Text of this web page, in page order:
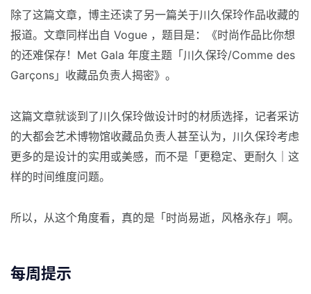
除了这篇文章，博主还读了另一篇关于川久保玲作品收藏的
报道。文章同样出自 Vogue ，题目是：《时尚作品比你想
的还难保存！Met Gala 年度主题「川久保玲/Comme des
Garçons」收藏品负责人揭密》。
这篇文章就谈到了川久保玲做设计时的材质选择，记者采访
的大都会艺术博物馆收藏品负责人甚至认为，川久保玲考虑
更多的是设计的实用或美感，而不是「更稳定、更耐久｜这
样的时间维度问题。
所以，从这个角度看，真的是「时尚易逝，风格永存」啊。
每周提示